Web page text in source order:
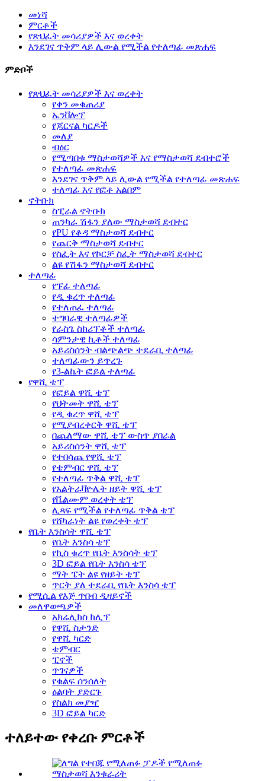
መነሻ
ምርቶች
የጽህፈት መሳሪያዎች እና ወረቀት
እንደገና ጥቅም ላይ ሊውል የሚችል የተለጣፊ መጽሐፍ
ምድቦች
የጽህፈት መሳሪያዎች እና ወረቀት
የቀን መቁጠሪያ
ኤንቨሎፕ
የጆርናል ካርዶች
መለያ
ብዕር
የሚጣበቁ ማስታወሻዎች እና የማስታወሻ ደብተሮች
የተለጣፊ መጽሐፍ
እንደገና ጥቅም ላይ ሊውል የሚችል የተለጣፊ መጽሐፍ
ተለጣፊ እና የፎቶ አልበም
ኖትቡክ
ስፒራል ኖትቡክ
ጠንካራ ሽፋን ያለው ማስታወሻ ደብተር
የPU የቆዳ ማስታወሻ ደብተር
የጨርቅ ማስታወሻ ደብተር
የስፌት እና የኮርቻ ስፌት ማስታወሻ ደብተር
ልዩ የሽፋን ማስታወሻ ደብተር
ተለጣፊ
የፑፊ ተለጣፊ
የዲ ቁረጥ ተለጣፊ
የተለጠፈ ተለጣፊ
ተግባራዊ ተለጣፊዎች
የራስጌ ስክሪፕቶች ተለጣፊ
ሳምንታዊ ኪቶች ተለጣፊ
አይሪስሰንት ብልጭልጭ ተደራቢ ተለጣፊ
ተለጣፊውን ይጥረጉ
የ3-ልኬት ፎይል ተለጣፊ
የዋሺ ቴፕ
የፎይል ዋሺ ቴፕ
የህትመት ዋሺ ቴፕ
የዲ ቁረጥ ዋሺ ቴፕ
የሚያብረቀርቅ ዋሺ ቴፕ
በጨለማው ዋሺ ቴፕ ውስጥ ያበራል
አይሪስሰንት ዋሺ ቴፕ
የተበሳጨ የዋሺ ቴፕ
የቴምብር ዋሺ ቴፕ
የተለጣፊ ጥቅል ዋሺ ቴፕ
የአልትራቫዮሌት ዘይት ዋሺ ቴፕ
የቬልሙም ወረቀት ቴፕ
ሊጻፍ የሚችል የተለጣፊ ጥቅል ቴፕ
የሸካራነት ልዩ የወረቀት ቴፕ
የቤት እንስሳት ዋሺ ቴፕ
የቤት እንስሳ ቴፕ
የኪስ ቁረጥ የቤት እንስሳት ቴፕ
3D ፎይል የቤት እንስሳ ቴፕ
ማት ፔት ልዩ የዘይት ቴፕ
ጥርት ያለ ተደራቢ የቤት እንስሳ ቴፕ
የሚሲል የእጅ ጥበብ ዲዛይኖች
መለዋወጫዎች
አክሬሊክስ ክሊፕ
የዋሺ ስታንድ
የዋሺ ካርድ
ቴምብር
ፒኖች
ጥገናዎች
የቁልፍ ሰንሰለት
ዕልባት ያድርጉ
የስልክ መያዣ
3D ፎይል ካርድ
ተለይተው የቀረቡ ምርቶች